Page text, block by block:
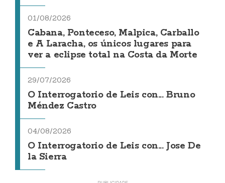
01/08/2026
Cabana, Ponteceso, Malpica, Carballo
e A Laracha, os únicos lugares para
ver a eclipse total na Costa da Morte
29/07/2026
O Interrogatorio de Leis con... Bruno
Méndez Castro
04/08/2026
O Interrogatorio de Leis con... Jose De
la Sierra